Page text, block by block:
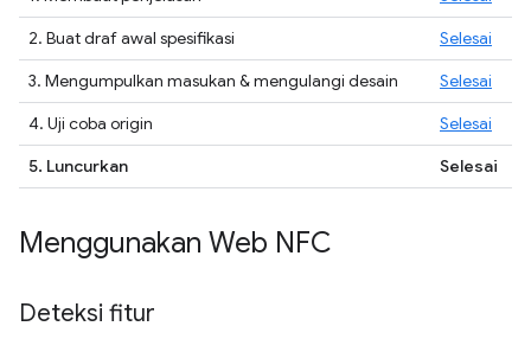
2. Buat draf awal spesifikasi
Selesai
3. Mengumpulkan masukan & mengulangi desain
Selesai
4. Uji coba origin
Selesai
5. Luncurkan
Selesai
Menggunakan Web NFC
Deteksi fitur